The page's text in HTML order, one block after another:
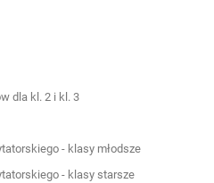
dla kl. 2 i kl. 3
- klasy młodsze
- klasy starsze